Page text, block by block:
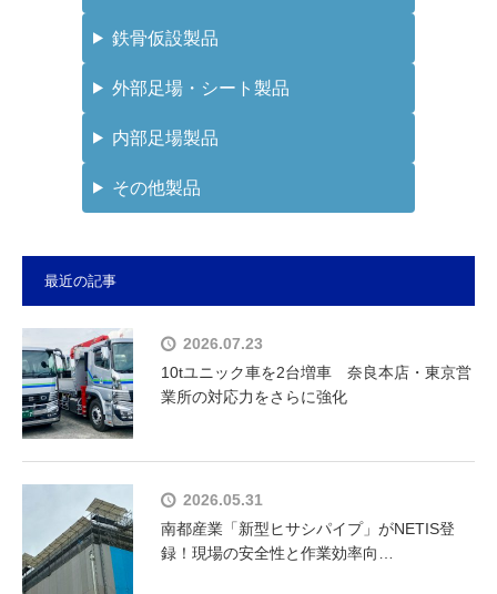
鉄骨仮設製品
外部足場・シート製品
内部足場製品
その他製品
最近の記事
2026.07.23
10tユニック車を2台増車 奈良本店・東京営
業所の対応力をさらに強化
2026.05.31
南都産業「新型ヒサシパイプ」がNETIS登
録！現場の安全性と作業効率向…